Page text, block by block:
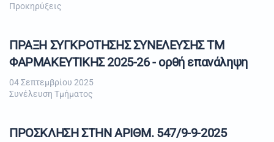
Προκηρύξεις
ΠΡΑΞΗ ΣΥΓΚΡΟΤΗΣΗΣ ΣΥΝΕΛΕΥΣΗΣ ΤΜ
ΦΑΡΜΑΚΕΥΤΙΚΗΣ 2025-26 - ορθή επανάληψη
04 Σεπτεμβρίου 2025
Συνέλευση Τμήματος
ΠΡΟΣΚΛΗΣΗ ΣΤΗΝ ΑΡΙΘΜ. 547/9-9-2025